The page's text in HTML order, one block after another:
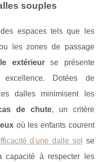
souples
espaces tels que les
les zones de passage
extérieurse présente
Dotées de
dalles minimisent les
de chute, un critère
où les enfants courent
d'une dalle sol
se
capacité à respecter les